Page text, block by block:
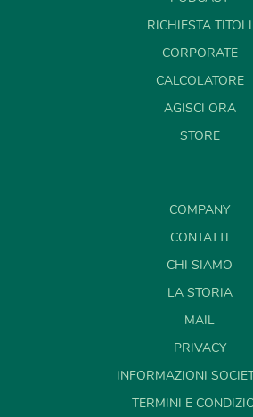
RICHIESTA TITOLI
CORPORATE
CALCOLATORE
AGISCI ORA
STORE
COMPANY
CONTATTI
CHI SIAMO
LA STORIA
MAIL
PRIVACY
INFORMAZIONI
TERMINI E